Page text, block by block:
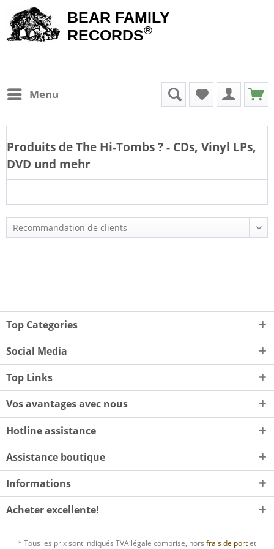
BEAR FAMILY
RECORDS®
Menu
Produits deThe Hi-Tombs? - CDs, Vinyl LPs,
DVD und mehr
Top Categories
Social Media
Top Links
Vos avantages avec nous
Hotline assistance
Assistance boutique
Informations
Acheter excellente!
* Tous les prix sont indiqués TVA légale comprise, hors frais de portet